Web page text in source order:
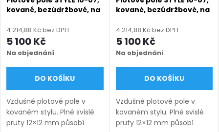
kované, bezúdržbové, na
výška 450–1750 mm),
hnědá RAL 8019 matná
4 214,88 Kč bez DPH
5 100 Kč
Na objednání
DO KOŠÍKU
Vzdušné plotové pole v
kovaném stylu. Plné svislé
pruty 12×12 mm působí
kované, bezúdržbové, na
výška 450–1750 mm),
modrá RAL 5010 matná
4 214,88 Kč bez DPH
5 100 Kč
Na objednání
DO KOŠÍKU
Vzdušné plotové pole v
kovaném stylu. Plné svislé
pruty 12×12 mm působí